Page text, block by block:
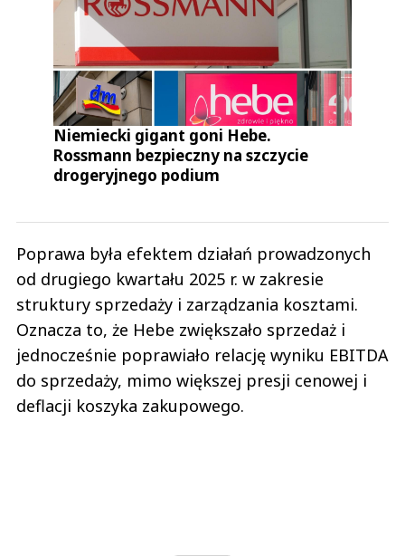
Niemiecki gigant goni Hebe.
Rossmann bezpieczny na szczycie
drogeryjnego podium
Poprawa była efektem działań prowadzonych
od drugiego kwartału 2025 r. w zakresie
struktury sprzedaży i zarządzania kosztami.
Oznacza to, że Hebe zwiększało sprzedaż i
jednocześnie poprawiało relację wyniku EBITDA
do sprzedaży, mimo większej presji cenowej i
deflacji koszyka zakupowego.